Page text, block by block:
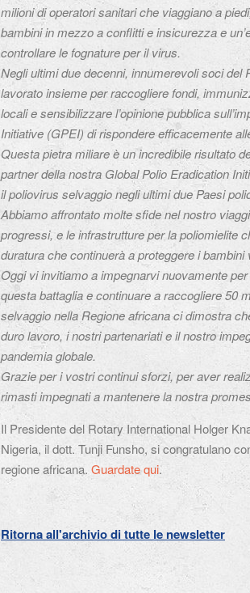
milioni di operatori sanitari che viaggiano a
bambini in mezzo a conflitti e insicurezza e
controllare le fognature per il virus.
Negli ultimi due decenni, innumerevoli soci del
lavorato insieme per raccogliere fondi,
locali e sensibilizzare l’opinione pubblica
Initiative (GPEI) di rispondere efficacemente
Questa pietra miliare è un incredibile risultato
partner della nostra Global Polio Eradication
il poliovirus selvaggio negli ultimi due Paesi
Abbiamo affrontato molte sfide nel nostro
progressi, e le infrastrutture per la poliomielite
duratura che continuerà a proteggere i
Oggi vi invitiamo a impegnarvi nuovamente
questa battaglia e continuare a raccogliere 50
selvaggio nella Regione africana ci dimostra
duro lavoro, i nostri partenariati e il nostro
pandemia globale.
Grazie per i vostri continui sforzi, per aver
rimasti impegnati a mantenere la nostra
Il Presidente del Rotary International Holger
Nigeria, il dott. Tunji Funsho, si congratulano
regione africana. Guardate qui.
Ritorna all'archivio di tutte le newsletter